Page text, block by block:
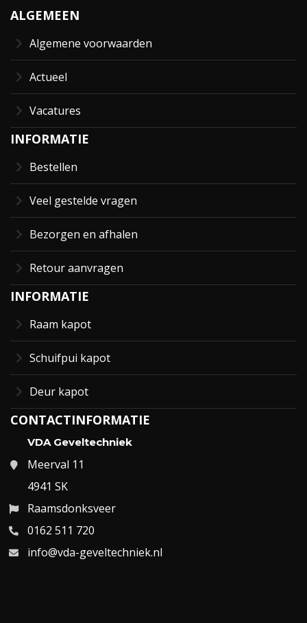
ALGEMEEN
Algemene voorwaarden
Actueel
Vacatures
INFORMATIE
Bestellen
Veel gestelde vragen
Bezorgen en afhalen
Retour aanvragen
INFORMATIE
Raam kapot
Schuifpui kapot
Deur kapot
CONTACTINFORMATIE
VDA Geveltechniek
Meerval 11
4941 SK
Raamsdonksveer
0162 511 720
info@vda-geveltechniek.nl